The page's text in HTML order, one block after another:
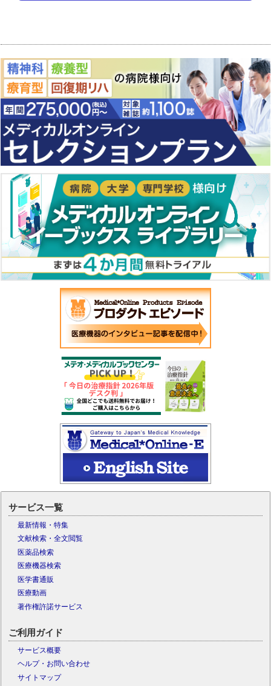
サービス一覧
最新情報・特集
文献検索・全文閲覧
医薬品検索
医療機器検索
医学書通販
医療動画
著作権許諾サービス
ご利用ガイド
サービス概要
ヘルプ・お問い合わせ
サイトマップ